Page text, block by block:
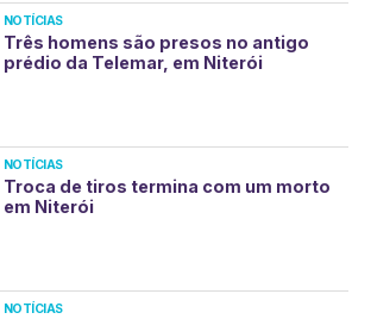
NOTÍCIAS
Três homens são presos no antigo
prédio da Telemar, em Niterói
NOTÍCIAS
Troca de tiros termina com um morto
em Niterói
NOTÍCIAS